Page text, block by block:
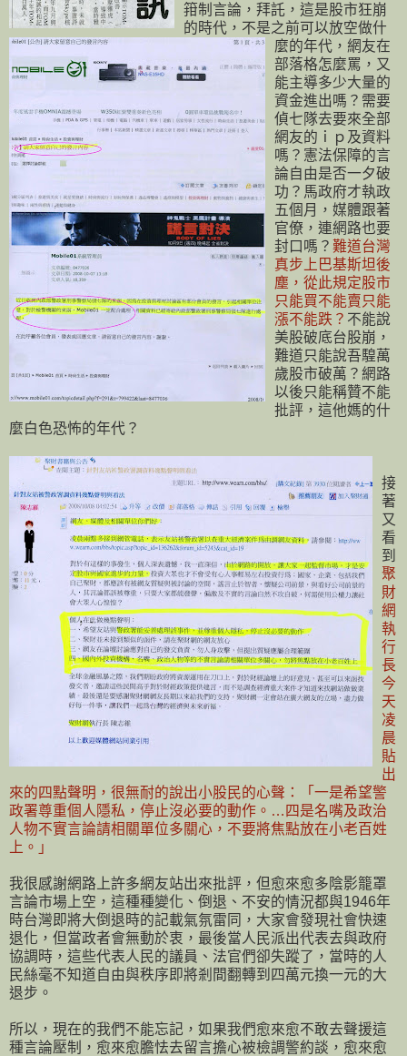
箝制言論，拜託，這是股市狂崩
的時代，不是之前可以放空做什
麼的年代，網友在
部落格怎麼罵，又
能主導多少大量的
資金進出嗎？需要
偵七隊去要來全部
網友的ｉｐ及資料
嗎？憲法保障的言
論自由是否一夕破
功？馬政府才執政
五個月，媒體跟著
官僚，連網路也要
封口嗎？ 難道台灣
真步上巴基斯坦後
塵，從此規定股市
只能買不能賣只能
漲不能跌？ 不能說
美股破底台股崩，
難道只能說吾騜萬
歲股市破萬？網路
以後只能稱贊不能
批評，這他媽的什
麼白色恐怖的年代？
接
著
又
看
到
聚
財
網
執
行
長
今
天
凌
晨
貼
出
來的四點聲明，很無耐的說出小股民的心聲：「一是希望警
政署尊重個人隱私，停止沒必要的動作。…四是名嘴及政治
人物不實言論請相關單位多關心，不要將焦點放在小老百姓
上。」
我很感謝網路上許多網友站出來批評，但愈來愈多陰影籠罩
言論市場上空，這種種變化、倒退、不安的情況都與1946年
時台灣即將大倒退時的記載氣氛雷同，大家會發現社會快速
退化，但當政者會無動於衷，最後當人民派出代表去與政府
協調時，這些代表人民的議員、法官們卻失蹤了，當時的人
民絲毫不知道自由與秩序即將剎間翻轉到四萬元換一元的大
退步。
所以，現在的我們不能忘記，如果我們愈來愈不敢去聲援這
種言論壓制，愈來愈膽怯去留言擔心被檢調警約談，愈來愈